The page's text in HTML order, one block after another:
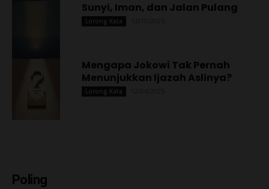
Sunyi, Iman, dan Jalan Pulang
Lorong Kata
Mengapa Jokowi Tak Pernah
Menunjukkan Ijazah Aslinya?
Lorong Kata
Poling